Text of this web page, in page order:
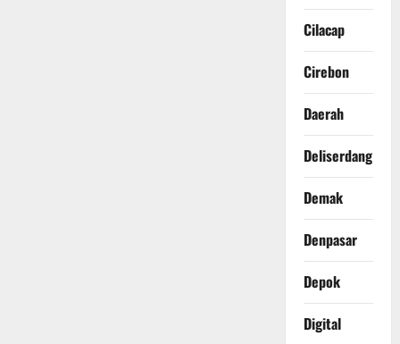
Cilacap
Cirebon
Daerah
Deliserdang
Demak
Denpasar
Depok
Digital